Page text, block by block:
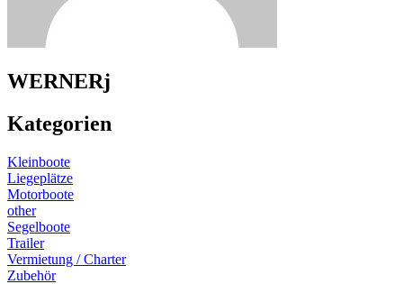
WERNERj
Kategorien
Kleinboote
Liegeplätze
Motorboote
other
Segelboote
Trailer
Vermietung / Charter
Zubehör